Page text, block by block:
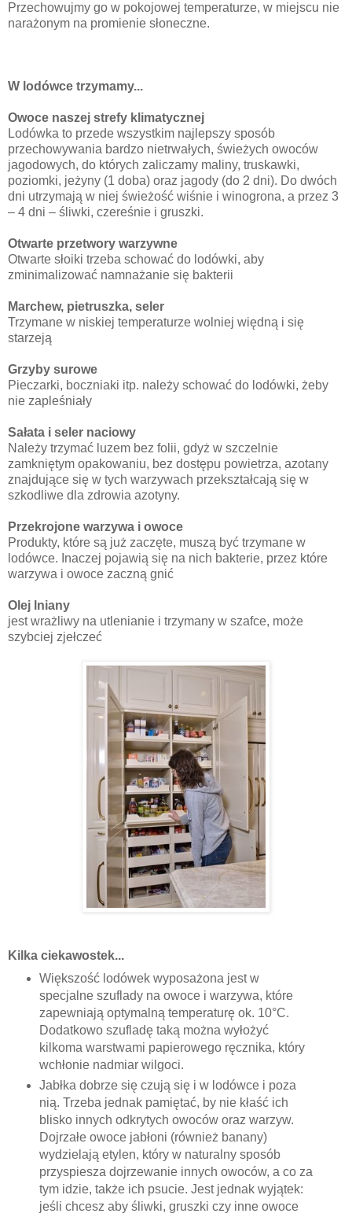
Przechowujmy go w pokojowej temperaturze, w miejscu nie
narażonym na promienie słoneczne.
W lodówce trzymamy...
Owoce naszej strefy klimatycznej
Lodówka to przede wszystkim najlepszy sposób
przechowywania bardzo nietrwałych, świeżych owoców
jagodowych, do których zaliczamy maliny, truskawki,
poziomki, jeżyny (1 doba) oraz jagody (do 2 dni). Do dwóch
dni utrzymają w niej świeżość wiśnie i winogrona, a przez 3
– 4 dni – śliwki, czereśnie i gruszki.
Otwarte przetwory warzywne
Otwarte słoiki trzeba schować do lodówki, aby
zminimalizować namnażanie się bakterii
Marchew, pietruszka, seler
Trzymane w niskiej temperaturze wolniej więdną i się
starzeją
Grzyby surowe
Pieczarki, boczniaki itp. należy schować do lodówki, żeby
nie zapleśniały
Sałata i seler naciowy
Należy trzymać luzem bez folii, gdyż w szczelnie
zamkniętym opakowaniu, bez dostępu powietrza, azotany
znajdujące się w tych warzywach przekształcają się w
szkodliwe dla zdrowia azotyny.
Przekrojone warzywa i owoce
Produkty, które są już zaczęte, muszą być trzymane w
lodówce. Inaczej pojawią się na nich bakterie, przez które
warzywa i owoce zaczną gnić
Olej lniany
jest wrażliwy na utlenianie i trzymany w szafce, może
szybciej zjełczeć
Kilka ciekawostek...
Większość lodówek wyposażona jest w
specjalne szuflady na owoce i warzywa, które
zapewniają optymalną temperaturę ok. 10°C.
Dodatkowo szufladę taką można wyłożyć
kilkoma warstwami papierowego ręcznika, który
wchłonie nadmiar wilgoci.
Jabłka dobrze się czują się i w lodówce i poza
nią. Trzeba jednak pamiętać, by nie kłaść ich
blisko innych odkrytych owoców oraz warzyw.
Dojrzałe owoce jabłoni (również banany)
wydzielają etylen, który w naturalny sposób
przyspiesza dojrzewanie innych owoców, a co za
tym idzie, także ich psucie. Jest jednak wyjątek:
jeśli chcesz aby śliwki, gruszki czy inne owoce